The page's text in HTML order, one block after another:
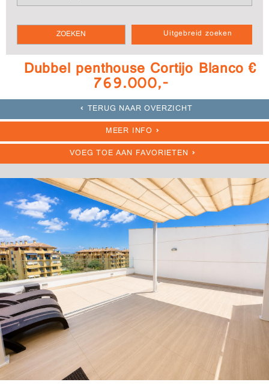
Uitgebreid zoeken
Dubbel penthouse Cortijo Blanco €
769.000,-
TERUG NAAR OVERZICHT
MEER INFO
VOEG TOE AAN FAVORIETEN